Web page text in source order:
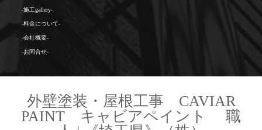
-施工gallery-
-料金について-
-会社概要-
-お問合せ-
外壁塗装・屋根工事 CAVIAR
PAINT キャビアペイント 職